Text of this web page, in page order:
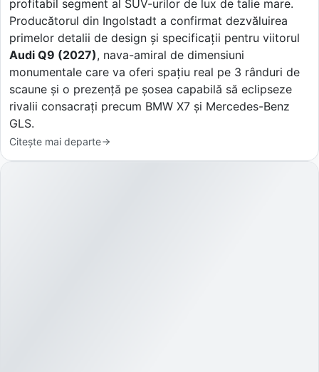
profitabil segment al SUV-urilor de lux de talie mare.
Producătorul din Ingolstadt a confirmat dezvăluirea
primelor detalii de design și specificații pentru viitorul
Audi Q9 (2027), nava-amiral de dimensiuni
monumentale care va oferi spațiu real pe 3 rânduri de
scaune și o prezență pe șosea capabilă să eclipseze
rivalii consacrați precum BMW X7 și Mercedes-Benz
GLS.
Citește mai departe